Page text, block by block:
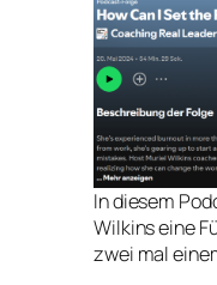
In diesem
Wilkins eine
zwei mal